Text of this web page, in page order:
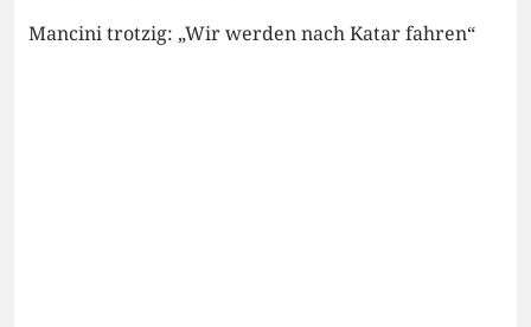
Mancini trotzig: „Wir werden nach Katar fahren“